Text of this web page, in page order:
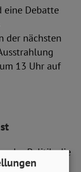
eine Debatte
der nächsten
13 Uhr auf
der Politik, die
diskutieren